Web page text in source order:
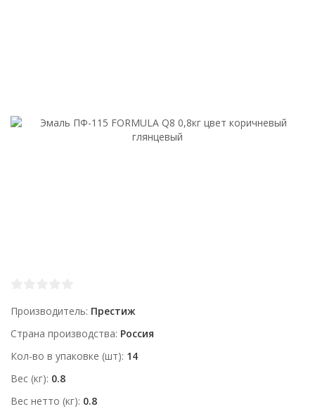
Производитель Престиж
Страна производства Россия
Кол-во в упаковке (шт) 14
Вес (кг) 0.8
Вес нетто (кг) 0.8